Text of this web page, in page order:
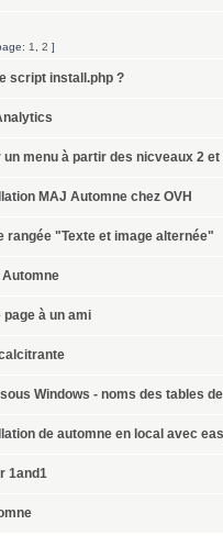
1 2 ]
script install.php ?
un menu à partir des nicveaux 2
MAJ Automne chez OVH
rangée "Texte et image alternée"
Automne
à un ami
Windows - noms des tables de
de automne en local avec
1and1